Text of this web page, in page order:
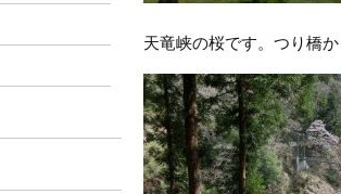
天竜峡の桜です。つり橋